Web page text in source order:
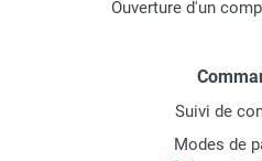
Ouverture d'un
Suivi de
Modes de